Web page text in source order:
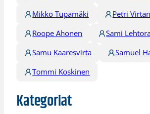
Mikko Tupamäki
Petri
Roope Ahonen
Sami
Samu Kaaresvirta
Samuel
Tommi Koskinen
Kategoriat